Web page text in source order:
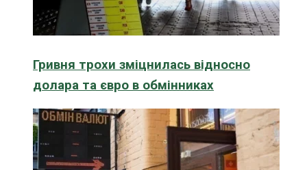
Гривня трохи зміцнилась відносно
долара та євро в обмінниках